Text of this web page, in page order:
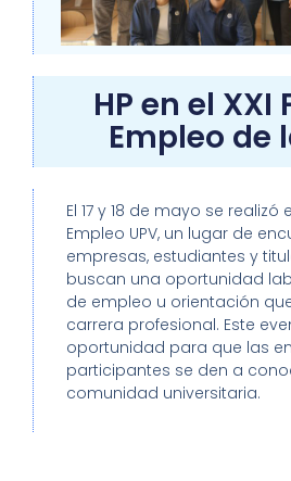
HP en el XXI
Empleo de
El 17 y 18 de mayo se realizó
Empleo UPV, un lugar de
empresas, estudiantes y
buscan una oportunidad
de empleo u orientación
carrera profesional. Este
oportunidad para que las
participantes se den a
comunidad universitaria.